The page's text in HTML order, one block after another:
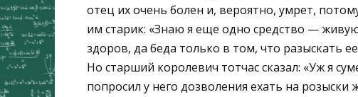
отец их очень болен и, вероятно, умрет,
им старик: «Знаю я еще одно средство —
здоров, да беда только в том, что разыскать
Но старший королевич тотчас сказал: «Уж я
попросил у него дозволения ехать на